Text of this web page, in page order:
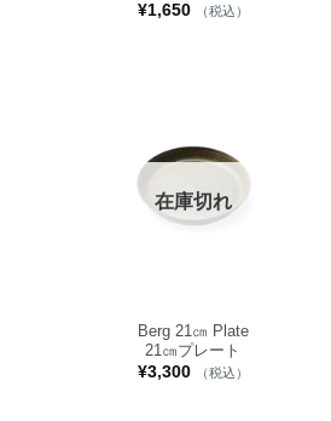
¥1,650 （税込）
在庫切れ
Berg 21㎝ Plate
21㎝プレート
¥3,300 （税込）